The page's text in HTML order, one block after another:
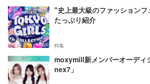
"史上最大級のファッション
たっぷり紹介
特集
moxymill新メンバーオーディ
nex7」